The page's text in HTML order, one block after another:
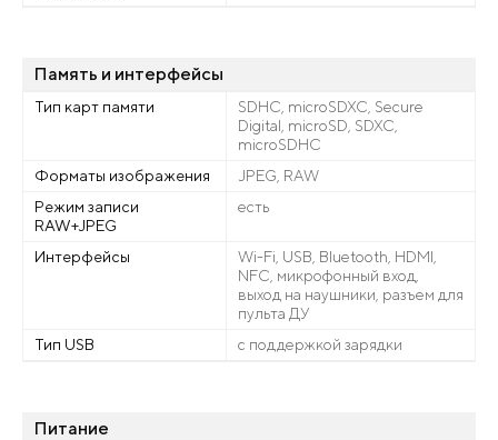
Память и интерфейсы
Тип карт памяти
SDHC, microSDXC, Secure
Digital, microSD, SDXC,
microSDHC
Форматы изображения
JPEG, RAW
Режим записи
RAW+JPEG
есть
Интерфейсы
Wi-Fi, USB, Bluetooth, HDMI,
NFC, микрофонный вход,
выход на наушники, разъем для
пульта ДУ
Тип USB
с поддержкой зарядки
Питание